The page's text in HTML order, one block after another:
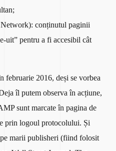
conținutul paginii
uit” pentru a fi accesibil cât
februarie 2016, deși se vorbea
îl putem observa în acțiune,
sunt marcate în pagina de
prin logoul protocolului. Și
marii publisheri (fiind folosit